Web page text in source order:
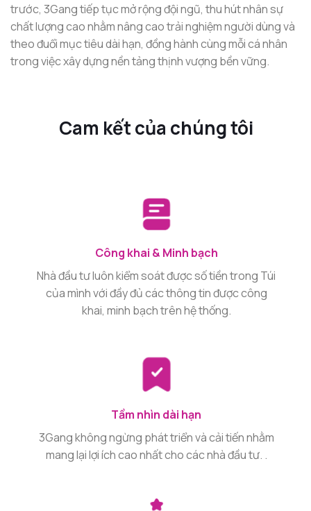
trước, 3Gang tiếp tục mở rộng đội ngũ, thu hút nhân sự
chất lượng cao nhằm nâng cao trải nghiệm người dùng và
theo đuổi mục tiêu dài hạn, đồng hành cùng mỗi cá nhân
trong việc xây dựng nền tảng thịnh vượng bền vững.
Cam kết của chúng tôi
Công khai & Minh bạch
Nhà đầu tư luôn kiểm soát được số tiền trong Túi
của mình với đầy đủ các thông tin được công
khai, minh bạch trên hệ thống.
Tầm nhìn dài hạn
3Gang không ngừng phát triển và cải tiến nhằm
mang lại lợi ích cao nhất cho các nhà đầu tư. .